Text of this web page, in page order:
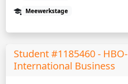
Meewerkstage
Student #1185460 -
International Business